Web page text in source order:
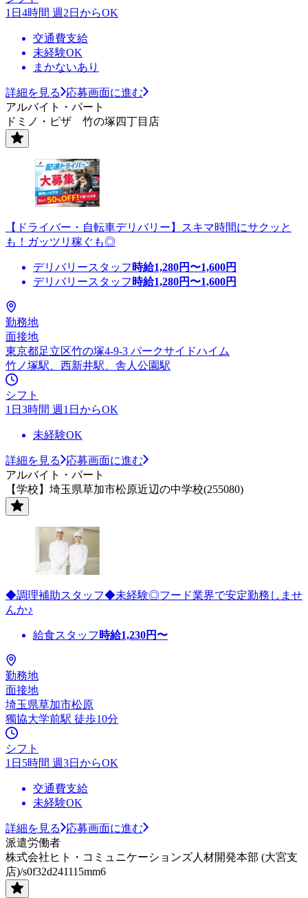
1日4時間 週2日からOK
交通費支給
未経験OK
まかないあり
詳細を見る
応募画面に進む
アルバイト・パート
ドミノ・ピザ 竹の塚四丁目店
【ドライバー・自転車デリバリー】スキマ時間にサクッと
も！ガッツリ稼ぐも◎
デリバリースタッフ 時給1,280円〜1,600円
デリバリースタッフ 時給1,280円〜1,600円
勤務地
面接地
東京都足立区竹の塚4-9-3 パークサイドハイム
竹ノ塚駅、西新井駅、舎人公園駅
シフト
1日3時間 週1日からOK
未経験OK
詳細を見る
応募画面に進む
アルバイト・パート
【学校】埼玉県草加市松原近辺の中学校(255080)
◆調理補助スタッフ◆未経験◎フード業界で安定勤務しませ
んか♪
給食スタッフ 時給1,230円〜
勤務地
面接地
埼玉県草加市松原
獨協大学前駅 徒歩10分
シフト
1日5時間 週3日からOK
交通費支給
未経験OK
詳細を見る
応募画面に進む
派遣労働者
株式会社ヒト・コミュニケーションズ人材開発本部 (大宮支
店)/s0f32d241115mm6